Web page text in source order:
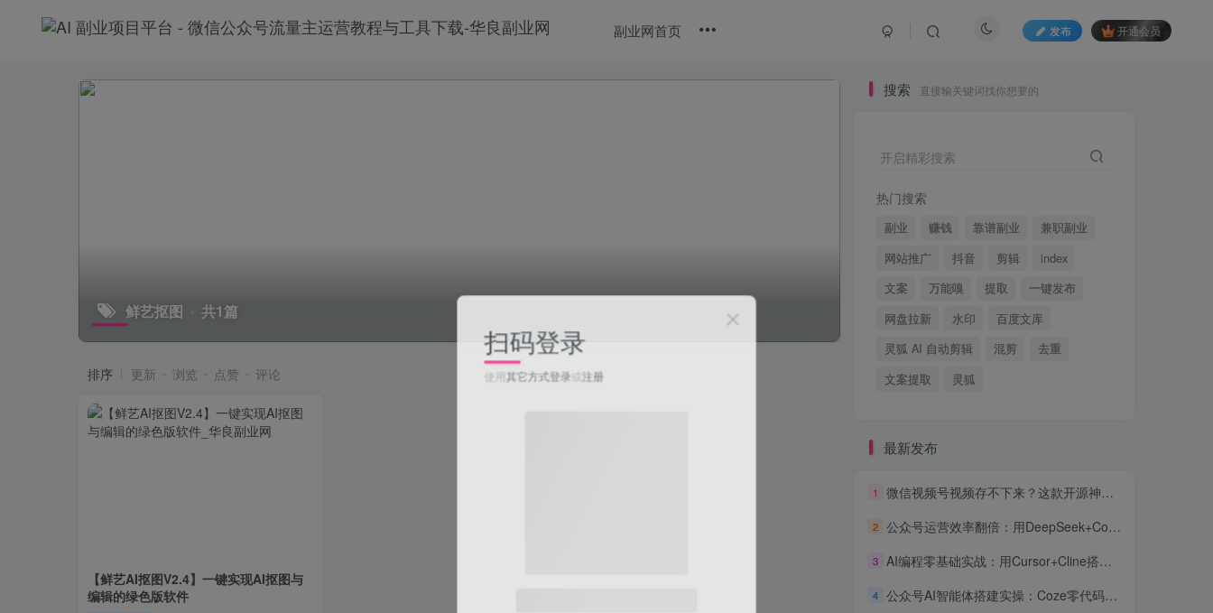
副业网首页 发布 开通会员
鲜艺抠图 共1篇
排序 更新 浏览 点赞 评论
【鲜艺AI抠图V2.4】一键实现AI抠图与
编辑的绿色版软件
搜索 直接输关键词找你想要的
开启精彩搜索
热门搜索
副业 赚钱 靠谱副业
兼职副业
网站推广
抖音 剪辑
index
文案
万能嗅 提取
一键发布
网盘拉新
水印
百度文库
灵狐 AI 自动剪辑
混剪
去重
文案提取
灵狐
最新发布
1 微信视频号视频存不下来？这款开源神器一键下载，批量+解密+去重全免费
2 公众号运营效率翻倍：用DeepSeek+Coze搭建AI客服智能体，粉丝互动率提升300%
3 AI编程零基础实战：用Cursor+Cline搭建公众号内容自动采集发布系统，全流程可复现
4 公众号AI智能体搭建实操：Coze零代码接入，自动回复用户咨询效率提升3倍
扫码登录
使用其它方式登录或注册